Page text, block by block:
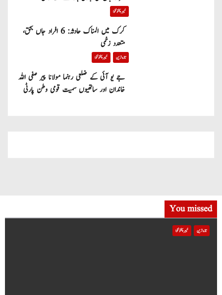
خیبر پختونخوا
کرک میں المناک حادثہ: 6 افراد جاں بحق،
متعدد زخمی
تازہ ترین خیبر پختونخوا
جے یو آئی کے ضلعی رہنما مولانا پیر صفی اللہ
خاندان اور ساتھیوں سمیت قومی وطن پارٹی
You missed
تازہ ترین خیبر پختونخوا